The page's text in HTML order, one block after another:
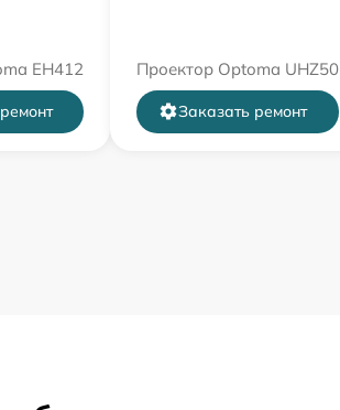
EH412 Проектор Optoma UHZ50
Заказать ремонт